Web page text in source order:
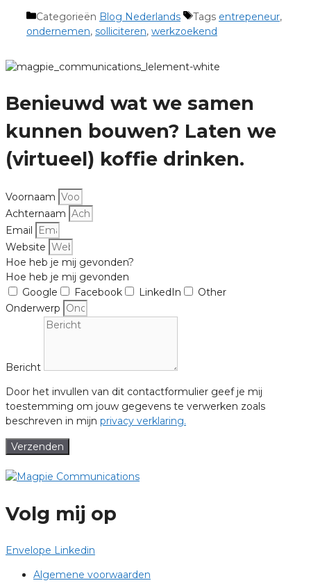
Categorieën Blog Nederlands Tags entrepeneur,
ondernemen, solliciteren, werkzoekend
Benieuwd wat we samen
kunnen bouwen? Laten we
(virtueel) koffie drinken.
Voornaam
Achternaam
Email
Website
Hoe heb je mij gevonden?
Hoe heb je mij gevonden
Google
Facebook LinkedIn
Other
Onderwerp
Bericht
Door het invullen van dit contactformulier geef je mij
toestemming om jouw gegevens te verwerken zoals
beschreven in mijn privacy verklaring.
Verzenden
Volg mij op
Envelope Linkedin
Algemene voorwaarden